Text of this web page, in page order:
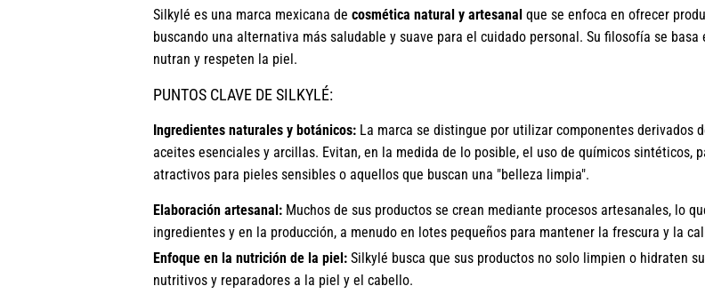
Silkylé es una marca mexicana de cosmética natural y artesanal que se enfoca en ofrecer
buscando una alternativa más saludable y suave para el cuidado personal. Su filosofía se
nutran y respeten la piel.
PUNTOS CLAVE DE SILKYLÉ:
Ingredientes naturales y botánicos: La marca se distingue por utilizar componentes derivados
aceites esenciales y arcillas. Evitan, en la medida de lo posible, el uso de químicos sintéticos,
atractivos para pieles sensibles o aquellos que buscan una "belleza limpia".
Elaboración artesanal: Muchos de sus productos se crean mediante procesos artesanales, lo
ingredientes y en la producción, a menudo en lotes pequeños para mantener la frescura y la
Enfoque en la nutrición de la piel: Silkylé busca que sus productos no solo limpien o hidraten
nutritivos y reparadores a la piel y el cabello.